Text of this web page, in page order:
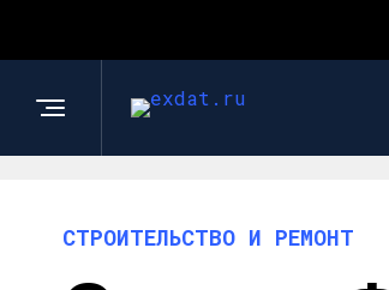
СТРОИТЕЛЬСТВО И РЕМОНТ